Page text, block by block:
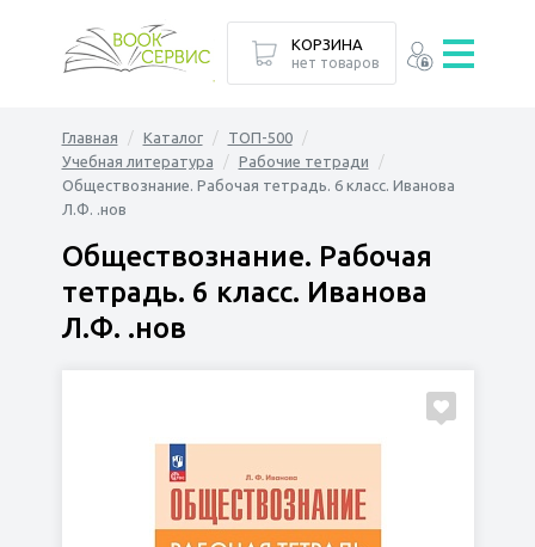
Главная Каталог
ТОП-500
Учебная литература
Рабочие тетради
Обществознание. Рабочая тетрадь. 6 класс. Иванова
Л.Ф. .нов
Обществознание. Рабочая
тетрадь. 6 класс. Иванова
Л.Ф. .нов
КОРЗИНА
нет товаров